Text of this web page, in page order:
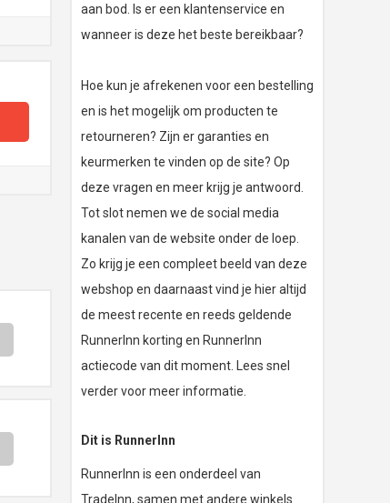
aan bod. Is er een klantenservice en
wanneer is deze het beste bereikbaar?
Hoe kun je afrekenen voor een bestelling
en is het mogelijk om producten te
retourneren? Zijn er garanties en
keurmerken te vinden op de site? Op
deze vragen en meer krijg je antwoord.
Tot slot nemen we de social media
kanalen van de website onder de loep.
Zo krijg je een compleet beeld van deze
webshop en daarnaast vind je hier altijd
de meest recente en reeds geldende
RunnerInn korting en RunnerInn
actiecode van dit moment. Lees snel
verder voor meer informatie.
Dit is RunnerInn
RunnerInn is een onderdeel van
TradeInn, samen met andere winkels